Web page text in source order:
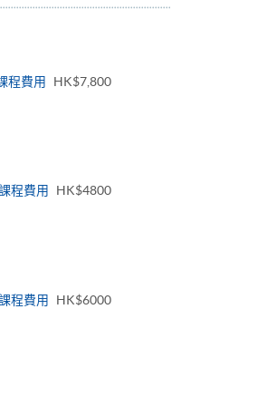
程費用 HK$7,800
程費用 HK$4800
程費用 HK$6000